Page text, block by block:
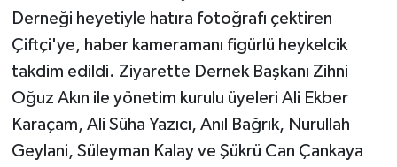
Derneği heyetiyle hatıra fotoğrafı çektiren
Çiftçi'ye, haber kameramanı figürlü heykelcik
takdim edildi. Ziyarette Dernek Başkanı Zihni
Oğuz Akın ile yönetim kurulu üyeleri Ali Ekber
Karaçam, Ali Süha Yazıcı, Anıl Bağrık, Nurullah
Geylani, Süleyman Kalay ve Şükrü Can Çankaya